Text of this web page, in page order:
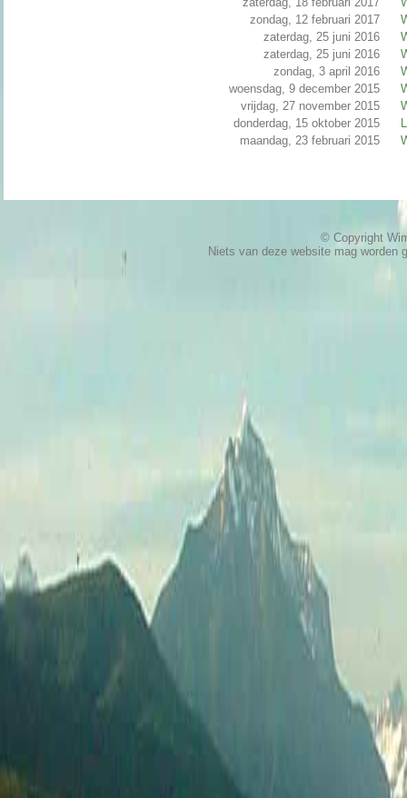
zondag, 12 februari 2017
zaterdag, 25 juni 2016
zaterdag, 25 juni 2016
zondag, 3 april 2016
woensdag, 9 december 2015
vrijdag, 27 november 2015
donderdag, 15 oktober 2015
maandag, 23 februari 2015
© Copyright
Niets van deze website mag worden